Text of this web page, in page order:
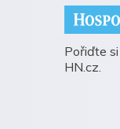
Pořiďte
HN.cz.